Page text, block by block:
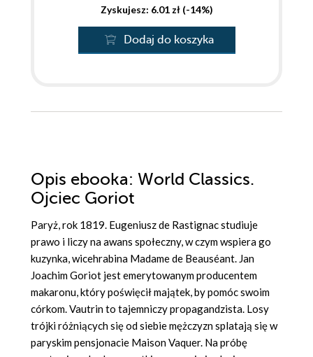
Zyskujesz: 6.01 zł (-14%)
Dodaj do koszyka
Opis ebooka: World Classics.
Ojciec Goriot
Paryż, rok 1819. Eugeniusz de Rastignac studiuje
prawo i liczy na awans społeczny, w czym wspiera go
kuzynka, wicehrabina Madame de Beauséant. Jan
Joachim Goriot jest emerytowanym producentem
makaronu, który poświęcił majątek, by pomóc swoim
córkom. Vautrin to tajemniczy propagandzista. Losy
trójki różniących się od siebie mężczyzn splatają się w
paryskim pensjonacie Maison Vaquer. Na próbę